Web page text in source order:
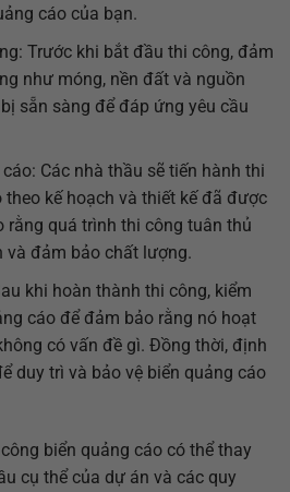
cáo của bạn.
Trước khi bắt đầu thi công, đảm
như móng, nền đất và nguồn
sẵn sàng để đáp ứng yêu cầu
Các nhà thầu sẽ tiến hành thi
theo kế hoạch và thiết kế đã được
quá trình thi công tuân thủ
và đảm bảo chất lượng.
khi hoàn thành thi công, kiểm
cáo để đảm bảo rằng nó hoạt
có vấn đề gì. Đồng thời, định
duy trì và bảo vệ biển quảng cáo
biển quảng cáo có thể thay
cụ thể của dự án và các quy